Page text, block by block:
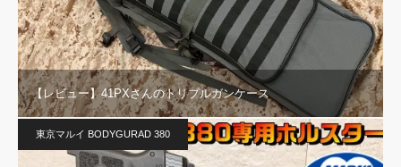
【レビュー】41PXさんのトリプルガンケース
東京マルイ BODYGURAD 380